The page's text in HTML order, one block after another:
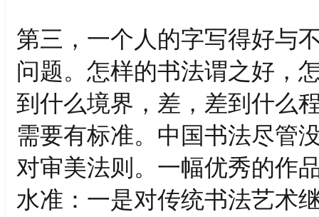
第三，一个人的字写得好与
问题。怎样的书法谓之好，
到什么境界，差，差到什
需要有标准。中国书法尽管
对审美法则。一幅优秀的作
水准：一是对传统书法艺术